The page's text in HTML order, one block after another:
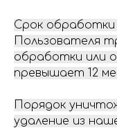
Срок обработки
Пользователя
обработки или
превышает 12
Порядок
удаление из